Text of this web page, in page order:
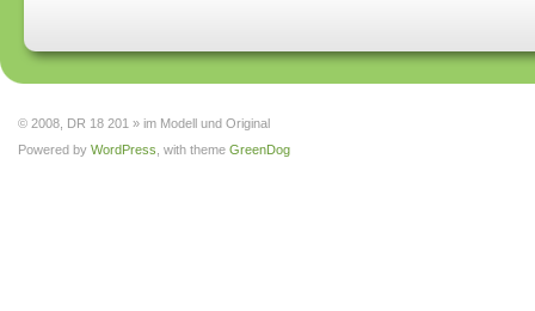
© 2008, DR 18 201 » im Modell und Original
Powered by WordPress , with theme GreenDog